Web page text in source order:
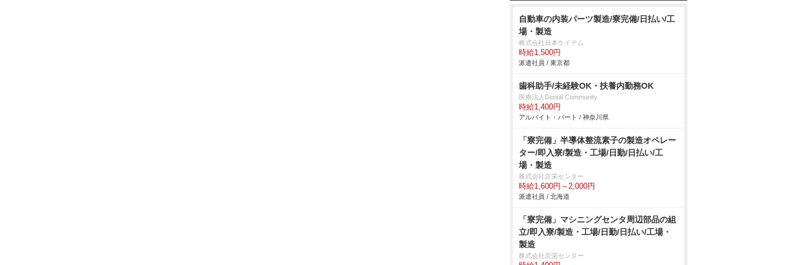
自動車の内装パーツ製造/寮完備/日払い/工
場・製造
株式会社日本ケイテム
時給1,500円
派遣社員 / 東京都
歯科助手/未経験OK・扶養内勤務OK
医療法人Dental Community
時給1,400円
アルバイト・パート / 神奈川県
「寮完備」半導体整流素子の製造オペレー
ター/即入寮/製造・工場/日勤/日払い/工
場・製造
株式会社京栄センター
時給1,600円～2,000円
派遣社員 / 北海道
「寮完備」マシニングセンタ周辺部品の組
立/即入寮/製造・工場/日勤/日払い/工場・
製造
株式会社京栄センター